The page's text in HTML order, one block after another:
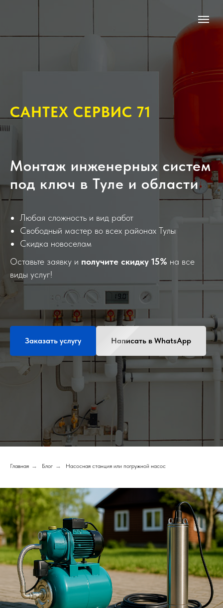
САНТЕХ СЕРВИС 71
Монтаж инженерных систем
под ключ в Туле и области
Любая сложность и вид работ
Свободный мастер во всех районах Тулы
Скидка новоселам
Оставьте заявку и получите скидку 15% на все
виды услуг!
Заказать услугу Написать в WhatsApp
Главная → Блог → Насосная станция или погружной насос